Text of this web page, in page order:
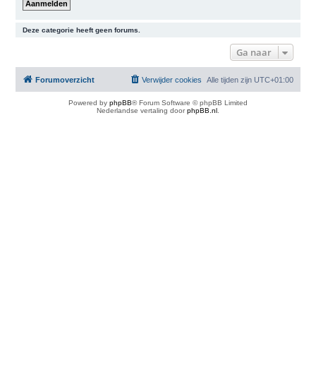
Deze categorie heeft geen forums.
Ga naar
Forumoverzicht Alle tijden zijn UTC+01:00
Verwijder cookies
Powered by phpBB® Forum Software © phpBB Limited
Nederlandse vertaling doorphpBB.nl